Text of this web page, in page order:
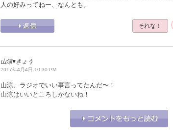
人の好みってねー、なんとも。
それな！
山涼♥️きょう
2017年4月4日 10:30 PM
山涼、ラジオでいい事言ってたんだ〜！
山涼はいいところしかないね！
それな！